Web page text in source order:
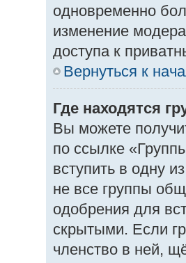
одновременно
изменение
доступа к
Вернуться к
Где находятся
Вы можете
по ссылке
вступить в одну
не все группы
одобрения для
скрытыми. Если
членство в ней,